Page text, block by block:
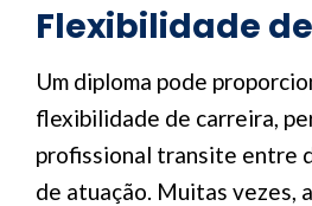
Flexibilidade
Um diploma pode
flexibilidade de carreira,
profissional transite entre
de atuação. Muitas vezes,